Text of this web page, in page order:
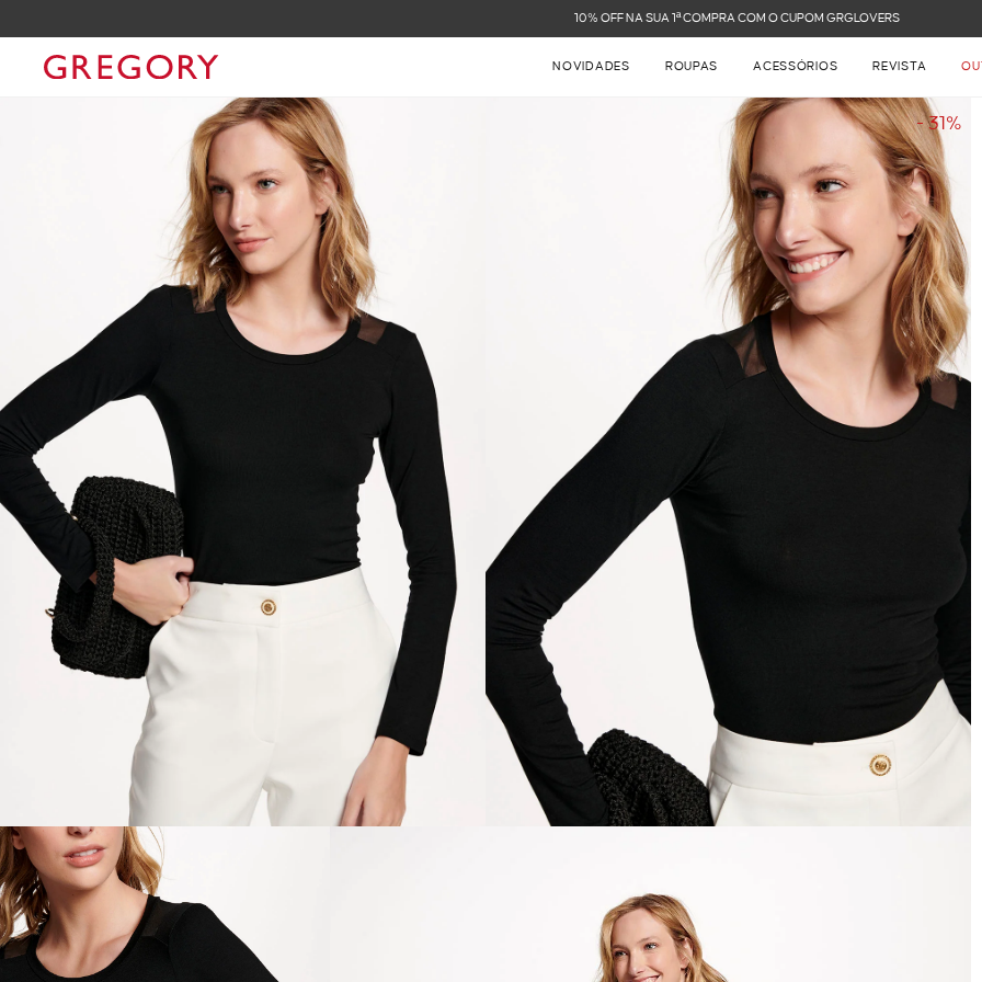
NOVIDADES ROUPAS ACESSÓRIOS REVISTA
- 31%